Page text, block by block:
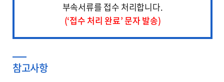
부속서류를 접수 처리합니다.
(‘접수 처리 완료’ 문자 발송)
참고사항